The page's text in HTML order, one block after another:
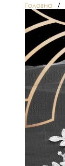
Головна /